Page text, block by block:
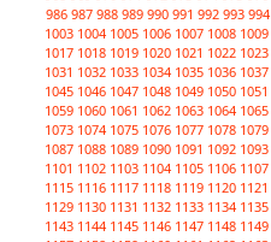
986 987 988 989 990 991 992 993 994
1003 1004 1005 1006 1007 1008 1009
1017 1018 1019 1020 1021 1022 1023
1031 1032 1033 1034 1035 1036 1037
1045 1046 1047 1048 1049 1050 1051
1059 1060 1061 1062 1063 1064 1065
1073 1074 1075 1076 1077 1078 1079
1087 1088 1089 1090 1091 1092 1093
1101 1102 1103 1104 1105 1106 1107
1115 1116 1117 1118 1119 1120 1121
1129 1130 1131 1132 1133 1134 1135
1143 1144 1145 1146 1147 1148 1149